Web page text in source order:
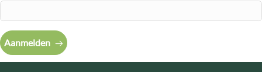
Aanmelden